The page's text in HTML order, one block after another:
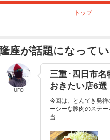
トップ
隆座が話題になって
UFO
三重･四日市名
おきたい店6選
今回は、とんてき発
ーシーな豚肉のステ
当...